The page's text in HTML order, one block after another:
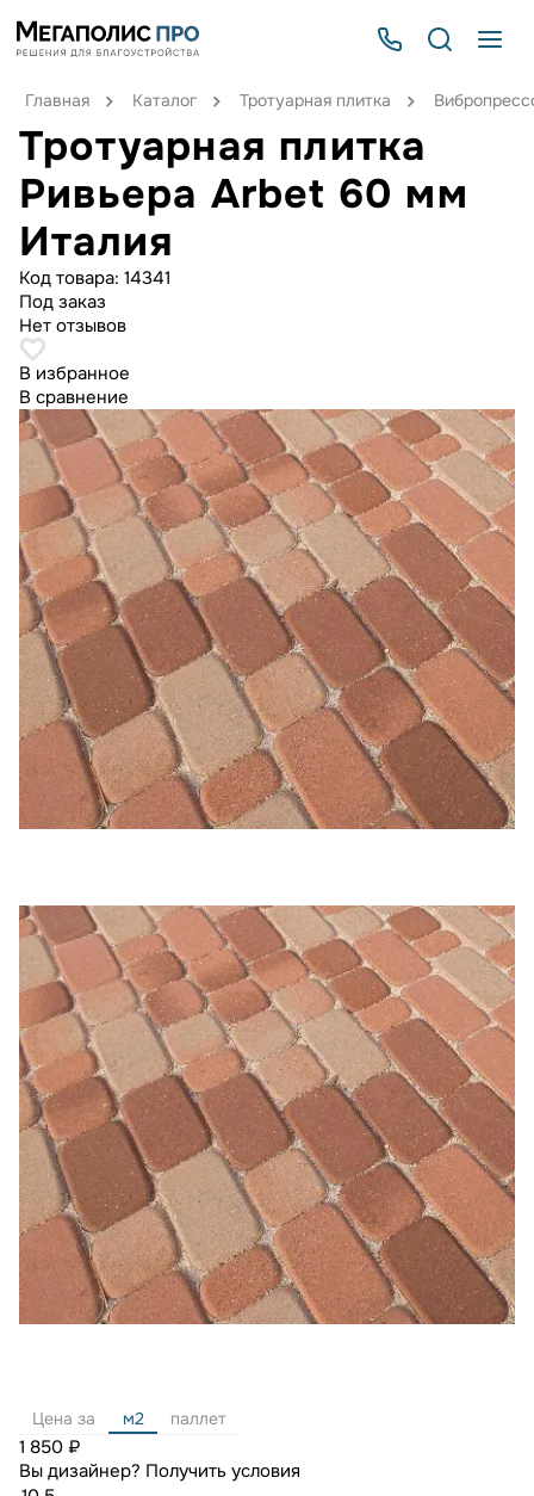
Главная Каталог Тротуарная плитка
Тротуарная плитка
Ривьера Arbet 60 мм
Италия
Код товара: 14341
Под заказ
Нет отзывов
В избранное
В сравнение
Цена за м2 паллет
1 850 ₽
Вы дизайнер? Получить условия